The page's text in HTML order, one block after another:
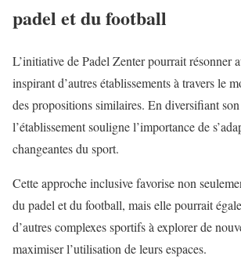
padel et du football
L’initiative de Padel Zenter pourrait résonner
inspirant d’autres établissements à travers le
des propositions similaires. En diversifiant
l’établissement souligne l’importance de
changeantes du sport.
Cette approche inclusive favorise non
du padel et du football, mais elle pourrait
d’autres complexes sportifs à explorer de
maximiser l’utilisation de leurs espaces.